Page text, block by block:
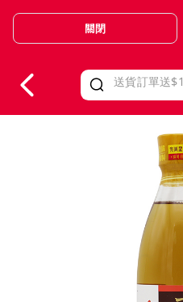
Valid Until 30 June 2026
關閉